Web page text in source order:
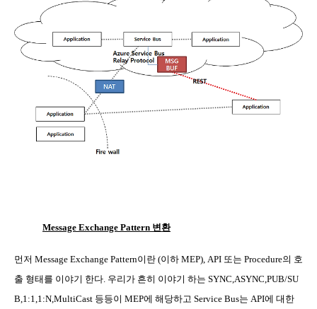
Message Exchange Pattern 변환
먼저 Message Exchange Pattern이란 (이하 MEP), API 또는 Procedure의 호
출 형태를 이야기 한다 우리가 흔히 이야기 하는 SYNC,ASYNC,PUB/SU
B,1:1,1:N,MultiCast 등등이 MEP에 해당하고 Service Bus는 API에 대한